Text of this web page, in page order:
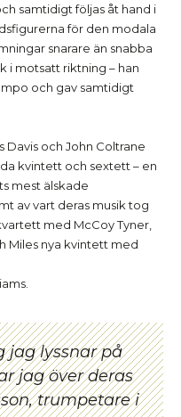
samtidigt följas åt hand i
för den modala
snarare än snabba
i motsatt riktning – han
och gav samtidigt
Davis och John Coltrane
kvintett och sextett – en
mest älskade
av vart deras musik tog
med McCoy Tyner,
Miles nya kvintett med
jag lyssnar på
jag över deras
trumpetare i